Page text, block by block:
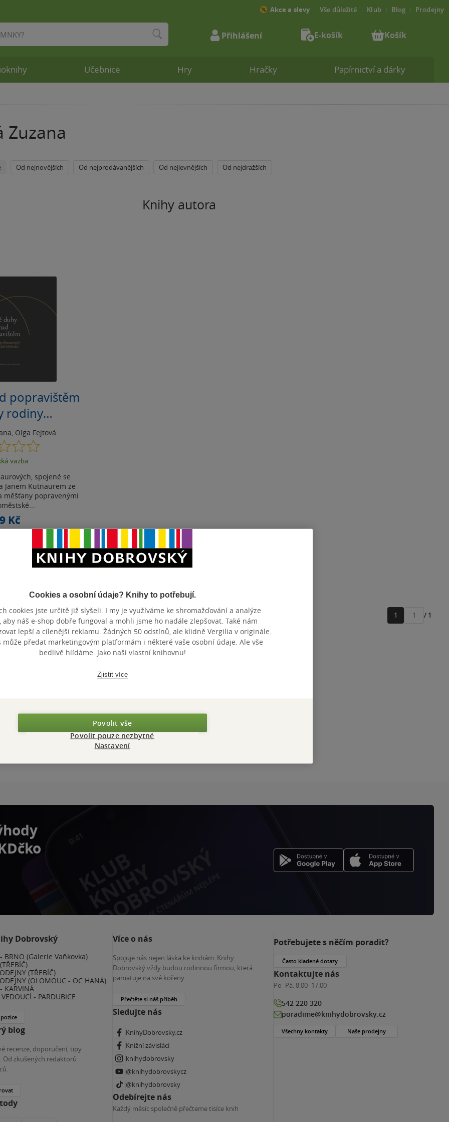
Zuzana
Od nejnovějších Od nejprodávanějších Od nejlevnějších Od nejdražších
Knihy autora
popravištěm
rodiny
v neklidné
Olga Fejtová
0.0
z
5 vazba
spojené se
Janem Kutnaurem ze
měšťany popravenými
Kč
435 Kč
do seznamu
Zobrazeno 3 z 3
1
Přejít
/ 1
Učebnice Hry Hračky Papírnictví a dárky
Akce a slevy Vše důležité Klub Blog Prodejny
Přihlášení E-košík Košík
Dobrovský
BRNO (Galerie Vaňkovka)
(TŘEBÍČ)
(OLOMOUC - OC HANÁ)
KARVINÁ
- PARDUBICE
blog
recenze, doporučení, tipy
Od zkušených redaktorů
Více o nás
Spojuje nás nejen láska ke knihám. Knihy
Dobrovský vždy budou rodinnou firmou, která
pamatuje na své kořeny.
Přečtěte si náš příběh
Sledujte nás
KnihyDobrovsky.cz
Knižní závisláci
knihydobrovsky
@knihydobrovskycz
@knihydobrovsky
Odebírejte nás
Každý měsíc společně přečteme tisíce knih
Potřebujete s něčím poradit?
Často kladené dotazy
Kontaktujte nás
Po–Pá: 8:00–17:00
542 220 320
poradime@knihydobrovsky.cz
Všechny kontakty Naše prodejny
Cookies a osobní údaje? Knihy to potřebují.
cookies jste určitě již slyšeli. I my je využíváme ke shromažďování a analýze
aby náš e-shop dobře fungoval a mohli jsme ho nadále zlepšovat. Také nám
lepší a cílenější reklamu. Žádných 50 odstínů, ale klidně Vergilia v originále.
může předat marketingovým platformám i některé vaše osobní údaje. Ale vše
bedlivě hlídáme. Jako naši vlastní knihovnu!
Zjistit více
Povolit vše
Povolit pouze nezbytné
Nastavení